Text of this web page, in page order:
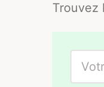
Trouvez